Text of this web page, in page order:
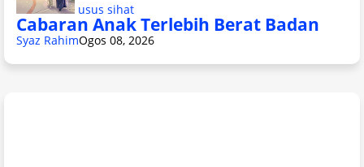
usus sihat
Cabaran Anak Terlebih Berat Badan
Syaz RahimOgos 08, 2026